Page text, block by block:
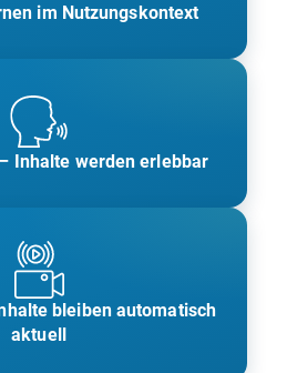
im Nutzungskontext
Inhalte werden erlebbar
bleiben automatisch
aktuell